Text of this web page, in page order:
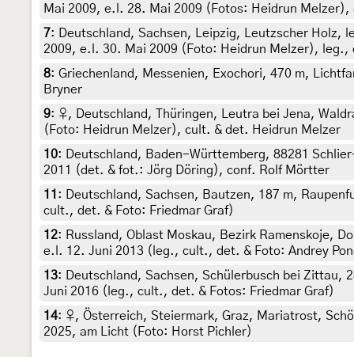
Mai 2009, e.l. 28. Mai 2009 (Fotos: Heidrun
7:
Deutschland, Sachsen, Leipzig, Leutzscher Holz,
2009, e.l. 30. Mai 2009 (Foto: Heidrun Melzer), leg.,
8: Griechenland, Messenien, Exochori, 470 m,
Bryner
9: ♀, Deutschland, Thüringen, Leutra bei Jena,
(Foto: Heidrun Melzer), cult. & det. Heidrun Melzer
10:
Deutschland, Baden-Württemberg, 88281
2011 (det. & fot.: Jörg Döring), conf. Rolf Mörtter
11 :
Deutschland, Sachsen, Bautzen, 187 m,
cult., det. & Foto: Friedmar Graf)
12: Russland, Oblast Moskau, Bezirk Ramenskoje,
e.l. 12. Juni 2013 (leg., cult., det. & Foto: Andrey
13:
Deutschland, Sachsen, Schülerbusch bei
Juni 2016 (leg., cult., det. & Fotos: Friedmar Graf)
14: ♀, Österreich, Steiermark, Graz, Mariatrost,
2025, am Licht (Foto: Horst Pichler)